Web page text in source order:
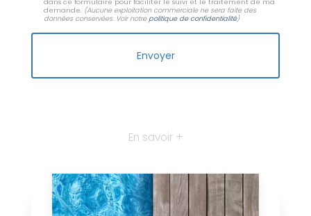
dans ce formulaire pour faciliter le suivi et le traitement de ma
demande. (Aucune exploitation commerciale ne sera faite des
données conservées. Voir notrepolitique de confidentialité)
En savoir +